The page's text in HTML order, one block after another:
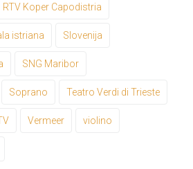
RTV Koper Capodistria
istriana Slovenija
SNG Maribor
Soprano Teatro Verdi di Trieste
Vermeer violino